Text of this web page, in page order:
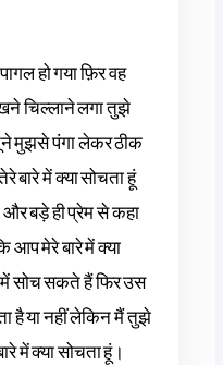
हो गया फ़िर वह
चिल्लाने लगा तुझे
मुझसे पंगा लेकर ठीक
बारे में क्या सोचता हूं
बड़े ही प्रेम से कहा
आप मेरे बारे में क्या
में सोच सकते हैं फिर उस
है या नहीं लेकिन मैं तुझे
में क्या सोचता हूं।